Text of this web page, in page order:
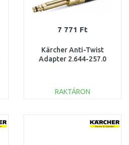
7 771 Ft
Kärcher Anti-Twist
Adapter 2.644-257.0
RAKTÁRON
Összehasonlítás